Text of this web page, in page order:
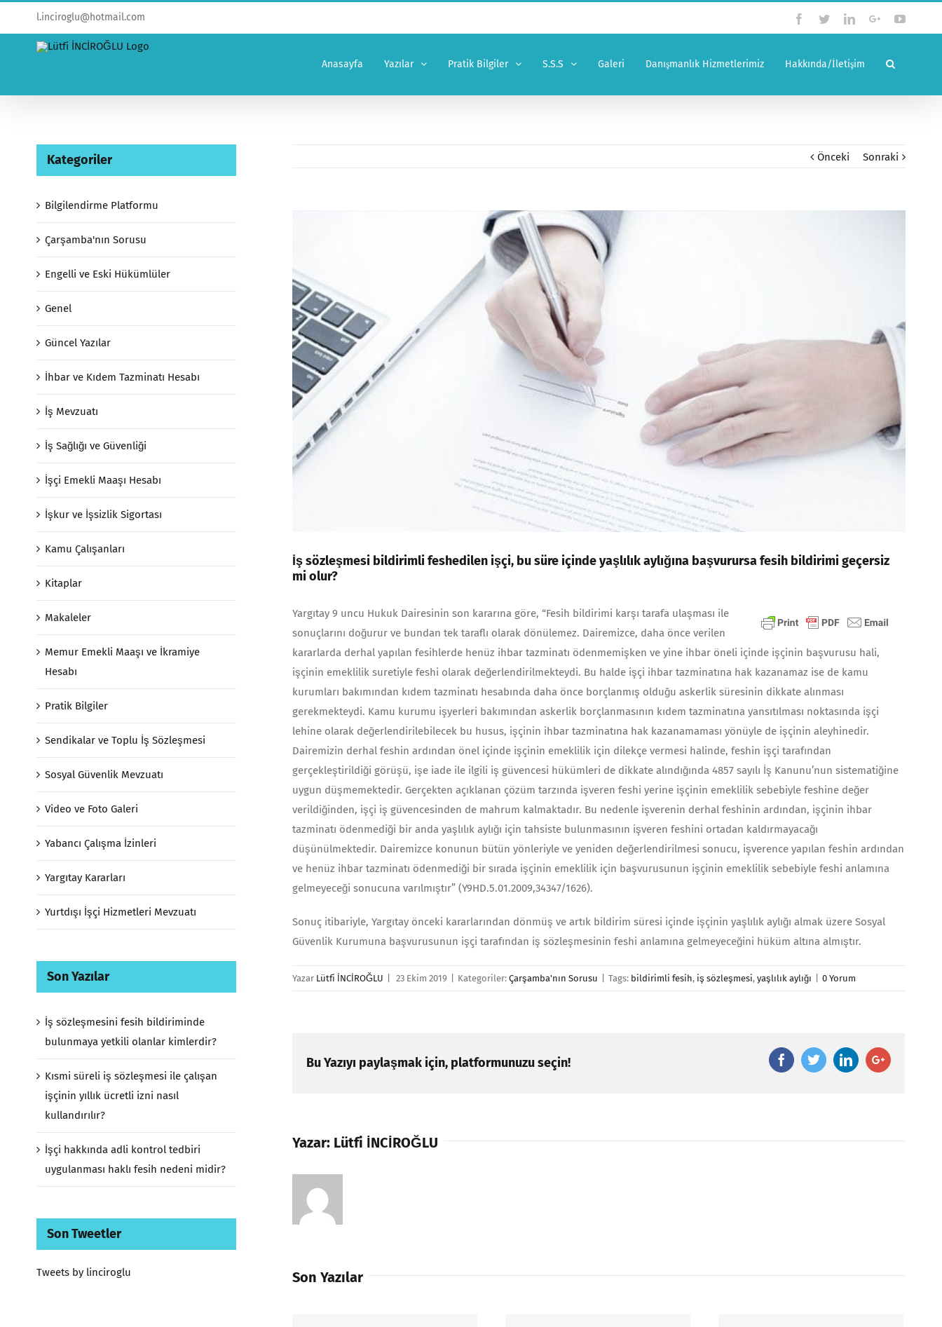
l.inciroglu@hotmail.com Facebook
TwitterLinkedinGoogle+
Anasayfa Yazılar Pratik Bilgiler S.S.S Galeri Danışmanlık Hizmetlerimiz Hakkında/İletişim
Önceki Sonraki
İş sözleşmesi bildirimli feshedilen işçi, bu süre içinde yaşlılık aylığına başvurursa fesih bildirimi geçersiz
mi olur?
Yargıtay 9 uncu Hukuk Dairesinin son kararına göre, “Fesih bildirimi karşı tarafa ulaşması ile
sonuçlarını doğurur ve bundan tek taraflı olarak dönülemez. Dairemizce, daha önce verilen
kararlarda derhal yapılan fesihlerde henüz ihbar tazminatı ödenmemişken ve yine ihbar öneli içinde işçinin başvurusu hali,
işçinin emeklilik suretiyle feshi olarak değerlendirilmekteydi. Bu halde işçi ihbar tazminatına hak kazanamaz ise de kamu
kurumları bakımından kıdem tazminatı hesabında daha önce borçlanmış olduğu askerlik süresinin dikkate alınması
gerekmekteydi. Kamu kurumu işyerleri bakımından askerlik borçlanmasının kıdem tazminatına yansıtılması noktasında işçi
lehine olarak değerlendirilebilecek bu husus, işçinin ihbar tazminatına hak kazanamaması yönüyle de işçinin aleyhinedir.
Dairemizin derhal feshin ardından önel içinde işçinin emeklilik için dilekçe vermesi halinde, feshin işçi tarafından
gerçekleştirildiği görüşü, işe iade ile ilgili iş güvencesi hükümleri de dikkate alındığında 4857 sayılı İş Kanunu’nun sistematiğine
uygun düşmemektedir. Gerçekten açıklanan çözüm tarzında işveren feshi yerine işçinin emeklilik sebebiyle feshine değer
verildiğinden, işçi iş güvencesinden de mahrum kalmaktadır. Bu nedenle işverenin derhal feshinin ardından, işçinin ihbar
tazminatı ödenmediği bir anda yaşlılık aylığı için tahsiste bulunmasının işveren feshini ortadan kaldırmayacağı
düşünülmektedir. Dairemizce konunun bütün yönleriyle ve yeniden değerlendirilmesi sonucu, işverence yapılan feshin ardından
ve henüz ihbar tazminatı ödenmediği bir sırada işçinin emeklilik için başvurusunun işçinin emeklilik sebebiyle feshi anlamına
gelmeyeceği sonucuna varılmıştır” (Y9HD.5.01.2009,34347/1626).
Sonuç itibariyle, Yargıtay önceki kararlarından dönmüş ve artık bildirim süresi içinde işçinin yaşlılık aylığı almak üzere Sosyal
Güvenlik Kurumuna başvurusunun işçi tarafından iş sözleşmesinin feshi anlamına gelmeyeceğini hüküm altına almıştır.
Yazar Lütfi İNCİROĞLU 23 Ekim 2019 Kategoriler:Çarşamba'nın Sorusu Tags: bildirimli fesih, iş sözleşmesi,yaşlılık aylığı 0 Yorum
Bu Yazıyı paylaşmak için, platformunuzu seçin! FacebookTwitterLinkedinGoogle+
Yazar: Lütfi İNCİROĞLU
Son Yazılar
Kategoriler
Bilgilendirme Platformu
Çarşamba'nın Sorusu
Engelli ve Eski Hükümlüler
Genel
Güncel Yazılar
İhbar ve Kıdem Tazminatı Hesabı
İş Mevzuatı
İş Sağlığı ve Güvenliği
İşçi Emekli Maaşı Hesabı
İşkur ve İşsizlik Sigortası
Kamu Çalışanları
Kitaplar
Makaleler
Memur Emekli Maaşı ve İkramiye
Hesabı
Pratik Bilgiler
Sendikalar ve Toplu İş Sözleşmesi
Sosyal Güvenlik Mevzuatı
Video ve Foto Galeri
Yabancı Çalışma İzinleri
Yargıtay Kararları
Yurtdışı İşçi Hizmetleri Mevzuatı
Son Yazılar
İş sözleşmesini fesih bildiriminde
bulunmaya yetkili olanlar kimlerdir?
Kısmi süreli iş sözleşmesi ile çalışan
işçinin yıllık ücretli izni nasıl
kullandırılır?
İşçi hakkında adli kontrol tedbiri
uygulanması haklı fesih nedeni midir?
Son Tweetler
Tweets by linciroglu